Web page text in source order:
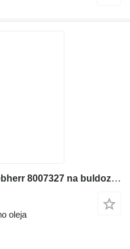
Mierka motorového oleja Liebherr 8007327 na buldozéra Liebherr PR752
oleja